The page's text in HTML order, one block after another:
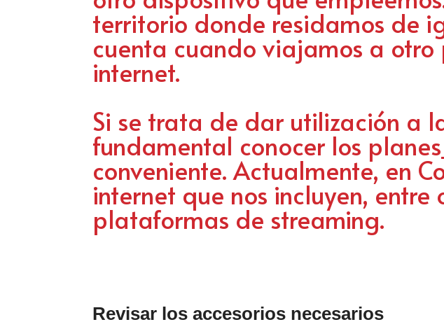
territorio donde residamos de
cuenta cuando viajamos a
internet.
Si se trata de dar utilización a
fundamental conocer los planes
conveniente. Actualmente, en
internet que nos incluyen,
plataformas de streaming.
Revisar los accesorios necesarios